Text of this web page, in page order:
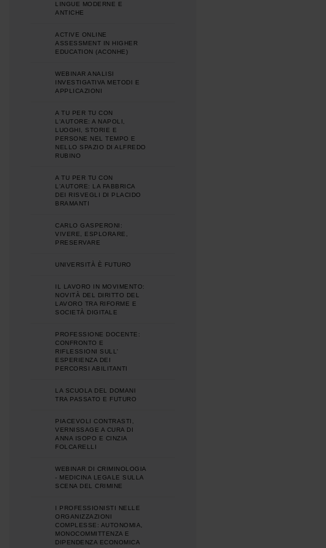
LINGUE MODERNE E
ANTICHE
ACTIVE ONLINE
ASSESSMENT IN HIGHER
EDUCATION (ACONHE)
WEBINAR ANALISI
INVESTIGATIVA METODI E
APPLICAZIONI
A TU PER TU CON
L'AUTORE: A NAPOLI,
LUOGHI, STORIE E
PERSONE NEL TEMPO E
NELLO SPAZIO DI ALFREDO
RUBINO
A TU PER TU CON
L'AUTORE: LA FABBRICA
DEI RISVEGLI DI PLACIDO
BRAMANTI
CARLO GASPERONI:
VIVERE, ESPLORARE,
PRESERVARE
UNIVERSITÀ È FUTURO
IL LAVORO IN MOVIMENTO:
NOVITÀ DEL DIRITTO DEL
LAVORO TRA RIFORME E
SOCIETÀ DIGITALE
PROFESSIONE DOCENTE:
CONFRONTO E
RIFLESSIONI SULL'
ESPERIENZA DEI
PERCORSI ABILITANTI
LA SCUOLA DEL DOMANI
TRA PASSATO E FUTURO
PIACEVOLI CONTRASTI,
VERNISSAGE A CURA DI
ANNA ISOPO E CINZIA
FOLCARELLI
WEBINAR DI CRIMINOLOGIA
- MEDICINA LEGALE SULLA
SCENA DEL CRIMINE
I PROFESSIONISTI NELLE
ORGANIZZAZIONI
COMPLESSE: AUTONOMIA,
MONOCOMMITTENZA E
DIPENDENZA ECONOMICA